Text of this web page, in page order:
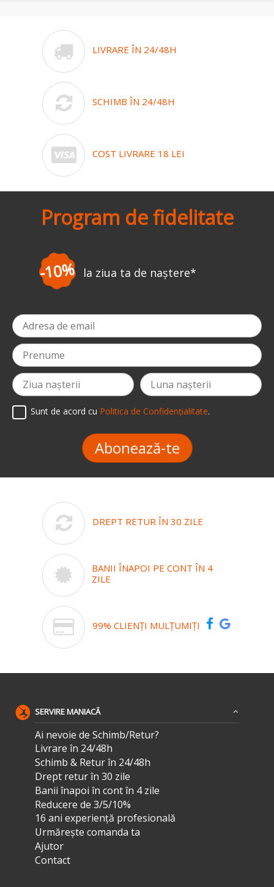
LIVRARE ÎN 24/48H
SCHIMB ÎN 24/48H
COST LIVRARE 18 LEI
Program de fidelitate
-3% la prima comandă
Sunt de acord cu Politica de Confidențialitate.
Abonează-te
DREPT RETUR ÎN 30 ZILE
BANII ÎNAPOI PE CONT ÎN 4
ZILE
99% CLIENȚI MULȚUMIȚI
SERVIRE MANIACĂ
Ai nevoie de Schimb/Retur?
Livrare în 24/48h
Schimb & Retur în 24/48h
Drept retur în 30 zile
Banii înapoi în cont în 4 zile
Reducere de 3/5/10%
16 ani experiență profesională
Urmărește comanda ta
Ajutor
Contact